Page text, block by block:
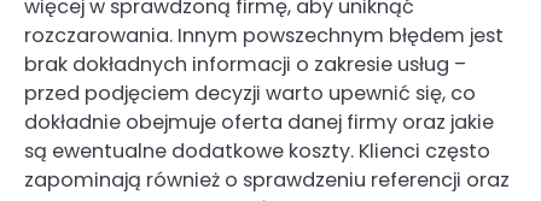
więcej w sprawdzoną firmę, aby uniknąć
rozczarowania. Innym powszechnym błędem jest
brak dokładnych informacji o zakresie usług –
przed podjęciem decyzji warto upewnić się, co
dokładnie obejmuje oferta danej firmy oraz jakie
są ewentualne dodatkowe koszty. Klienci często
zapominają również o sprawdzeniu referencji oraz